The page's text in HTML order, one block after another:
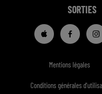
SORTIES
Mentions légales
Conditions générales